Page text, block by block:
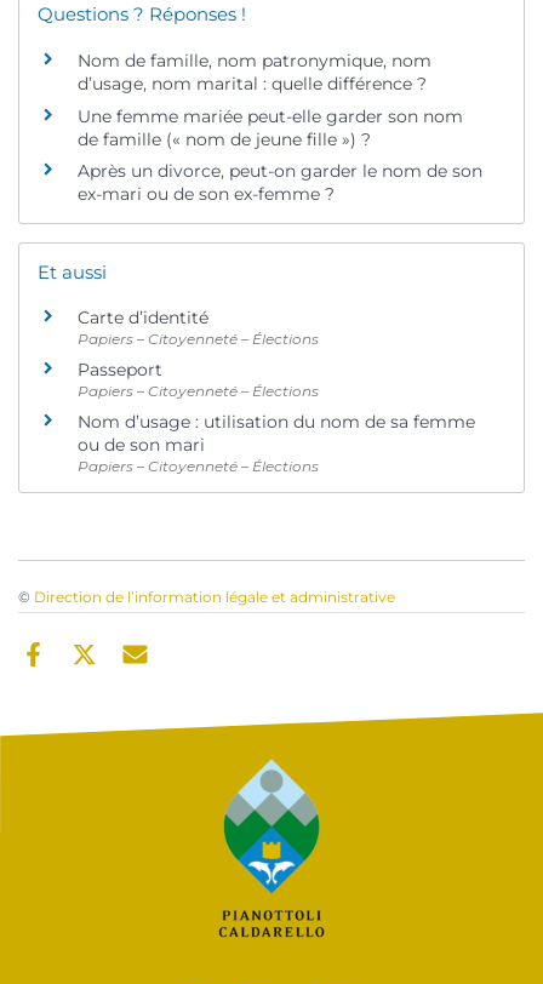
Questions ? Réponses !
Nom de famille, nom patronymique, nom
d’usage, nom marital : quelle différence ?
Une femme mariée peut-elle garder son nom
de famille (« nom de jeune fille ») ?
Après un divorce, peut-on garder le nom de son
ex-mari ou de son ex-femme ?
Et aussi
Carte d’identité
Papiers – Citoyenneté – Élections
Passeport
Papiers – Citoyenneté – Élections
Nom d’usage : utilisation du nom de sa femme
ou de son mari
Papiers – Citoyenneté – Élections
© Direction de l’information légale et administrative